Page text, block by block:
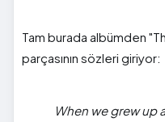
Tam burada albümden
parçasının sözleri giriyor:
When we grew up